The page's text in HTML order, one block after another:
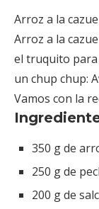
Arroz a la
Arroz a la
el truquito para
un chup chup:
Vamos con la
350 g de
250 g de
200 g de